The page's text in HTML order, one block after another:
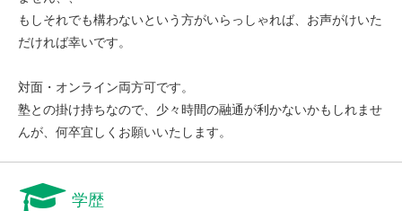
もしそれでも構わないという方がいらっしゃれば、お声がけいた
だければ幸いです。
対面・オンライン両方可です。
塾との掛け持ちなので、少々時間の融通が利かないかもしれませ
んが、何卒宜しくお願いいたします。
学歴